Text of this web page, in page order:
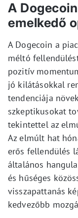
A
emelkedő
A Dogecoin a
méltó
pozitív
jó kilátásokkal
tendenciája
szkeptikusokat
tekintettel az
Az elmúlt hat
erős fellendülés
általános
és hűséges
visszapattanás
kedvezőbb